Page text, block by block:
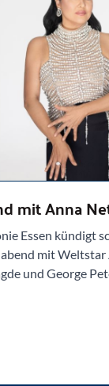
mit Anna
Essen kündigt
mit
und George